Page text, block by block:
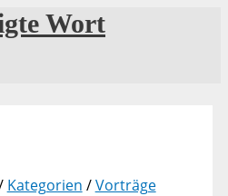
Wort
Kategorien /Vorträge